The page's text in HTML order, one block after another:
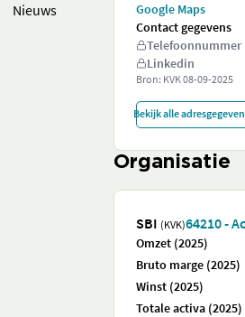
Nieuws
Google Maps
Contact gegevens
Telefoonnummer
Linkedin
Bron: KVK08-09-2025
Bekijk alle
Organisatie
SBI (KVK)64210 -
Omzet (2025)
Bruto marge (2025)
Winst (2025)
Totale activa (2025)